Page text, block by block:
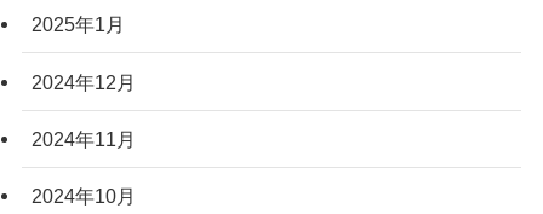
2025年1月
2024年12月
2024年11月
2024年10月